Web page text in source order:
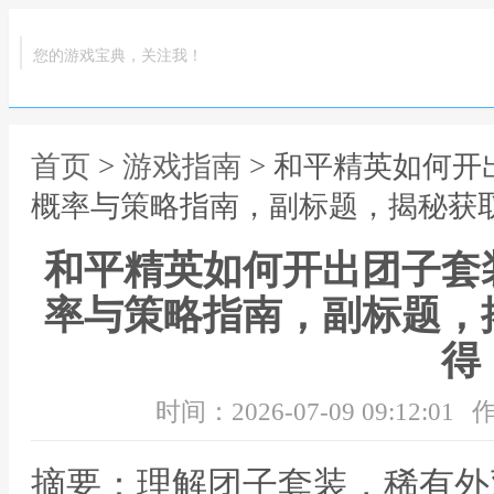
您的游戏宝典，关注我！
首页 > 游戏指南 > 和平精英如何
概率与策略指南，副标题，揭秘获
和平精英如何开出团子
率与策略指南，副标题
得
时间：2026-07-09 09:12:01
摘要：理解团子套装，稀有